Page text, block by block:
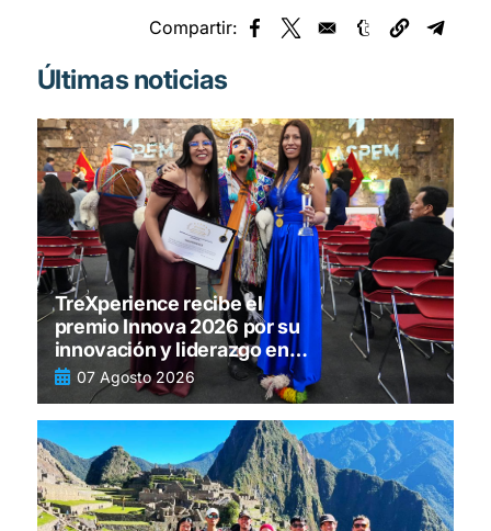
Compartir: Opens in a new window
Opens in a new window
Opens in a
Últimas noticias
TreXperience recibe el
premio Innova 2026 por su
innovación y liderazgo en
turismo
07 Agosto 2026